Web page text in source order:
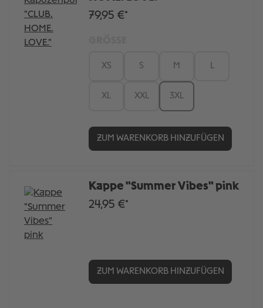
79,95 €*
XS S M L
XL XXL 3XL
ZUM WARENKORB HINZUFÜGEN
Kappe "Summer Vibes" pink
24,95 €*
ZUM WARENKORB HINZUFÜGEN